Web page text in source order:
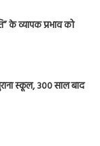
के व्यापक प्रभाव को
स्कूल, 300 साल बाद